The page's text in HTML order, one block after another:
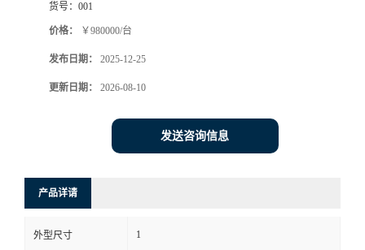
货号： 001
价格： ￥980000/台
发布日期： 2025-12-25
更新日期： 2026-08-10
发送咨询信息
产品详请
外型尺寸 1